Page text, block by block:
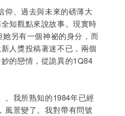
仰、過去與未來的磅薄大
知觀點來說故事。現實時
另有一個神祕的身分，而
人獎投稿著迷不已，兩個
的戀情，從詭異的1Q84
。我所熟知的1984年已經
風景變了。我對帶有問號